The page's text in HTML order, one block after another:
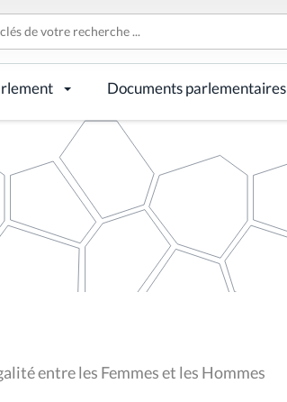
Documents parlementaires
entre les Femmes et les Hommes